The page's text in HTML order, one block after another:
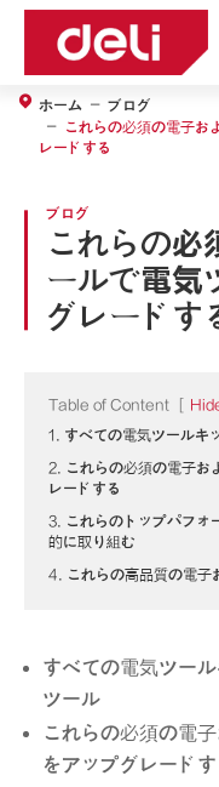
ホーム
ブログ
これらの必須の電子お
レードする
ブログ
これらの必
ールで電気
グレードす
Table of Content
1. すべての電気ツールキ
2. これらの必須の電子お
レードする
3. これらのトップパフォ
的に取り組む
4. これらの高品質の電子
すべての電気ツー
ツール
これらの必須の電
をアップグレードす